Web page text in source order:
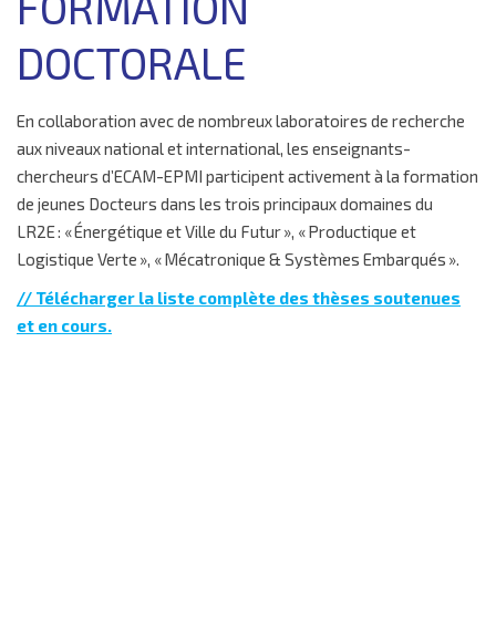
RECHERCHE ▼
ENTREPRISE ▼
INTERNATIONAL ▼
VIE ÉTUDIANTE ▼
INSERTION ▼
DOCTORALE
En collaboration avec de nombreux laboratoires de recherche
aux niveaux national et international, les enseignants-
chercheurs d’ECAM-EPMI participent activement à la formation
de jeunes Docteurs dans les trois principaux domaines du
LR2E : « Énergétique et Ville du Futur », « Productique et
Logistique Verte », « Mécatronique & Systèmes Embarqués ».
// Télécharger la liste complète des thèses soutenues
et en cours.